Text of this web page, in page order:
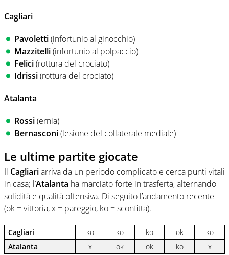
Cagliari
Pavoletti(infortunio al ginocchio)
Mazzitelli(infortunio al polpaccio)
Felici(rottura del crociato)
Idrissi(rottura del crociato)
Atalanta
Rossi(ernia)
Bernasconi(lesione del collaterale mediale)
Le ultime partite giocate
Il Cagliariarriva da un periodo complicato e cerca punti vitali
in casa; l’Atalanta ha marciato forte in trasferta, alternando
solidità e qualità offensiva. Di seguito l’andamento recente
(ok = vittoria, x = pareggio, ko = sconfitta).
Cagliari ko ko ko ok
ko
Atalanta
x ok ok ko x